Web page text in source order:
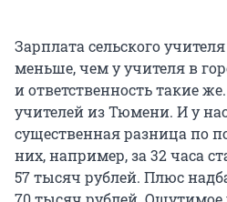
Зарплата сельского
меньше, чем у учителя в
и ответственность такие
учителей из Тюмени. И у
существенная разница по
них, например, за 32 часа
57 тысяч рублей. Плюс